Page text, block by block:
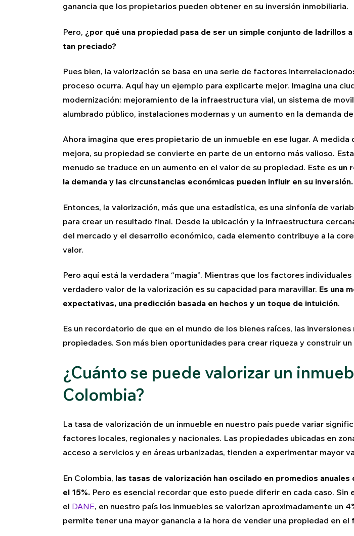
ganancia que los propietarios pueden obtener en su inversión inmobiliaria.
Pero, ¿por qué una propiedad pasa de ser un simple conjunto de ladrillos
tan preciado?
Pues bien, la valorización se basa en una serie de factores
proceso ocurra. Aquí hay un ejemplo para explicarte mejor. Imagina una
modernización: mejoramiento de la infraestructura vial, un sistema de
alumbrado público, instalaciones modernas y un aumento en la demanda
Ahora imagina que eres propietario de un inmueble en ese lugar. A medida
mejora, su propiedad se convierte en parte de un entorno más valioso.
menudo se traduce en un aumento en el valor de su propiedad. Este es un
la demanda y las circunstancias económicas pueden influir en su inversión.
Entonces, la valorización, más que una estadística, es una sinfonía de
para crear un resultado final. Desde la ubicación y la infraestructura
del mercado y el desarrollo económico, cada elemento contribuye a la
valor.
Pero aquí está la verdadera “magia”. Mientras que los factores
verdadero valor de la valorización es su capacidad para maravillar. Es una
expectativas, una predicción basada en hechos y un toque de intuición.
Es un recordatorio de que en el mundo de los bienes raíces, las
propiedades. Son más bien oportunidades para crear riqueza y construir
¿Cuánto se puede valorizar un
Colombia?
La tasa de valorización de un inmueble en nuestro país puede variar
factores locales, regionales y nacionales. Las propiedades ubicadas en
acceso a servicios y en áreas urbanizadas, tienden a experimentar mayor
En Colombia, las tasas de valorización han oscilado en promedios anuales
el 15%. Pero es esencial recordar que esto puede diferir en cada caso. Sin
el DANE, en nuestro país los inmuebles se valorizan aproximadamente un
permite tener una mayor ganancia a la hora de vender una propiedad en el